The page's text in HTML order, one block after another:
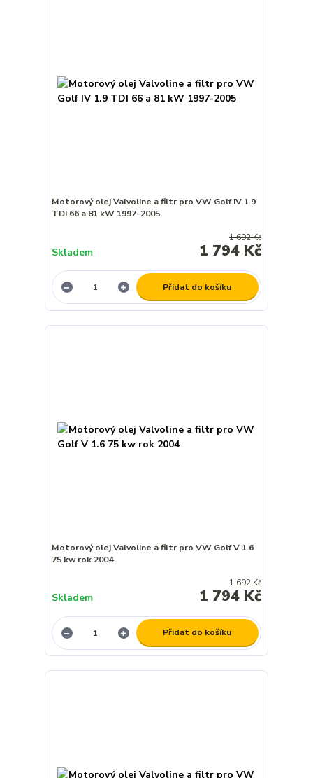
Motorový olej Valvoline a filtr pro VW Golf IV 1.9
TDI 66 a 81 kW 1997-2005
1 692 Kč
1 794 Kč
Skladem
Přidat do košíku
Motorový olej Valvoline a filtr pro VW Golf V 1.6
75 kw rok 2004
1 692 Kč
1 794 Kč
Skladem
Přidat do košíku